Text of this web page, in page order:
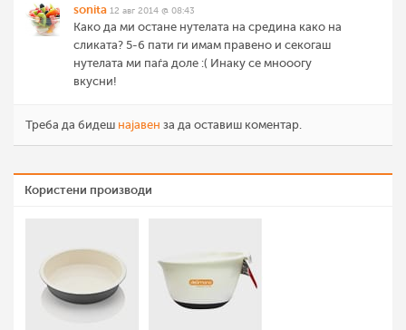
sonita 12 авг 2014 @ 08:43
Како да ми остане нутелата на средина како на
сликата? 5-6 пати ги имам правено и секогаш
нутелата ми паѓа доле :( Инаку се мнооогу
вкусни!
Треба да бидеш најавен за да оставиш коментар.
Користени производи